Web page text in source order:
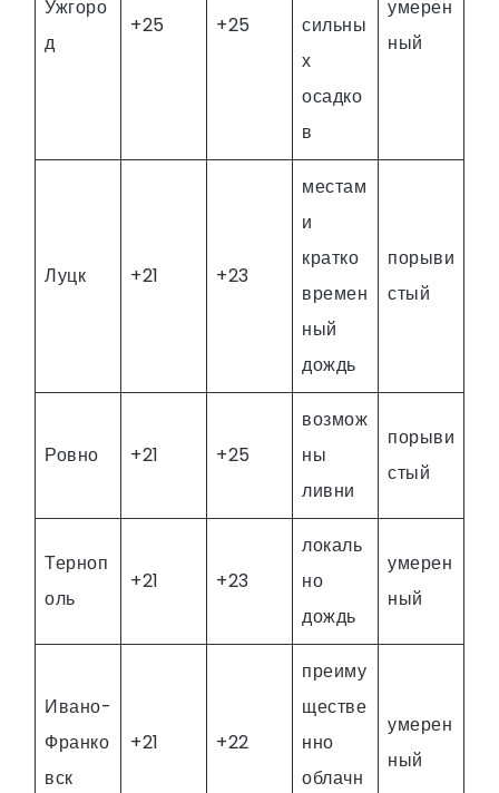
Ужгоро
д
+25 +25
сильны
х
осадко
в
умерен
ный
Луцк +21 +23
местам
и
кратко
времен
ный
дождь
порыви
стый
Ровно +21 +25
возмож
ны
ливни
порыви
стый
Терноп
оль
+21 +23
локаль
но
дождь
умерен
ный
Ивано-
Франко
вск
+21 +22
преиму
ществе
нно
облачн
умерен
ный